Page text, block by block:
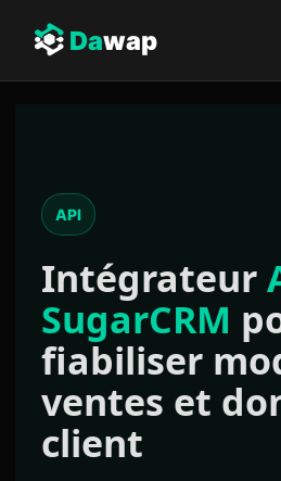
Dawap
API
Intégrateur
SugarCRM
fiabiliser
ventes et
client